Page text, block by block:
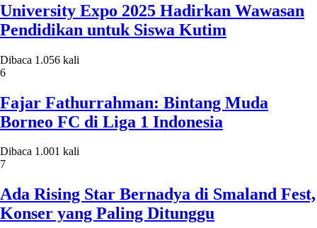
University Expo 2025 Hadirkan Wawasan
Pendidikan untuk Siswa Kutim
Dibaca 1.056 kali
6
Fajar Fathurrahman: Bintang Muda
Borneo FC di Liga 1 Indonesia
Dibaca 1.001 kali
7
Ada Rising Star Bernadya di Smaland Fest,
Konser yang Paling Ditunggu